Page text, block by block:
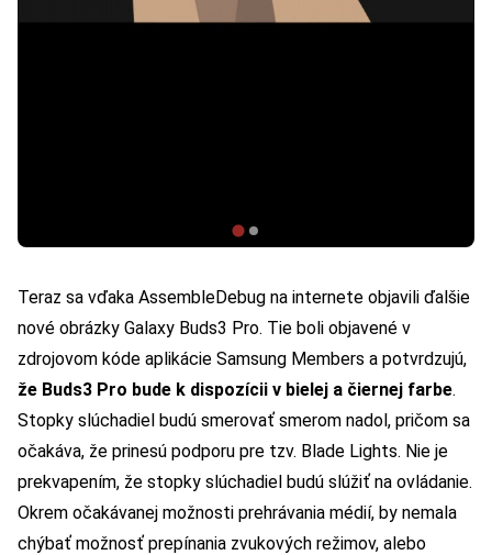
Teraz sa vďaka AssembleDebug na internete objavili ďalšie
nové obrázky Galaxy Buds3 Pro. Tie boli objavené v
zdrojovom kóde aplikácie Samsung Members a potvrdzujú,
že Buds3 Pro bude k dispozícii v bielej a čiernej farbe.
Stopky slúchadiel budú smerovať smerom nadol, pričom sa
očakáva, že prinesú podporu pre tzv. Blade Lights. Nie je
prekvapením, že stopky slúchadiel budú slúžiť na ovládanie.
Okrem očakávanej možnosti prehrávania médií, by nemala
chýbať možnosť prepínania zvukových režimov, alebo